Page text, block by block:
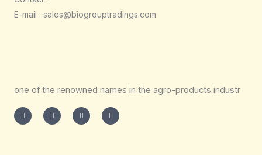
E-mail : sales@biogrouptradings.com
one of the renowned names in the agro-products industr
n
s
t
w
i
t
i
n
k
a
c
e